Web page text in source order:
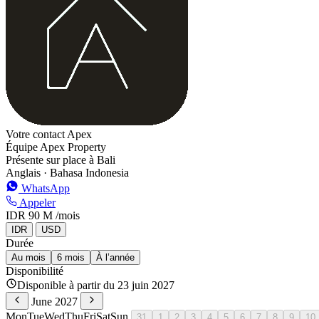
Votre contact Apex
Équipe Apex Property
Présente sur place à Bali
Anglais · Bahasa Indonesia
WhatsApp
Appeler
IDR 90 M /mois
IDR USD
Durée
Au mois 6 mois À l’année
Disponibilité
Disponible à partir du 23 juin 2027
June 2027